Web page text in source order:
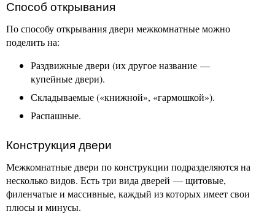
Способ открывания
По способу открывания двери межкомнатные можно
поделить на:
Раздвижные двери (их другое название —
купейные двери).
Складываемые («книжной», «гармошкой»).
Распашные.
Конструкция двери
Межкомнатные двери по конструкции подразделяются на
несколько видов. Есть три вида дверей — щитовые,
филенчатые и массивные, каждый из которых имеет свои
плюсы и минусы.